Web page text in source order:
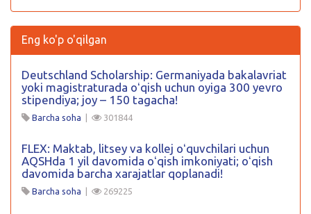
Eng ko'p o'qilgan
Deutschland Scholarship: Germaniyada bakalavriat
yoki magistraturada oʻqish uchun oyiga 300 yevro
stipendiya; joy – 150 tagacha!
Barcha soha | 301844
FLEX: Maktab, litsey va kollej oʻquvchilari uchun
AQSHda 1 yil davomida oʻqish imkoniyati; oʻqish
davomida barcha xarajatlar qoplanadi!
Barcha soha | 269225